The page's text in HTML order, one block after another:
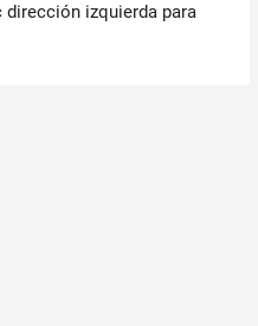
dirección izquierda para